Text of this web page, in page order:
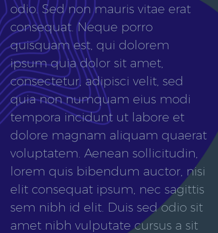
odio. Sed non mauris vitae erat
consequat. Neque porro
quisquam est, qui dolorem
ipsum quia dolor sit amet,
consectetur, adipisci velit, sed
quia non numquam eius modi
tempora incidunt ut labore et
dolore magnam aliquam quaerat
voluptatem. Aenean sollicitudin,
lorem quis bibendum auctor, nisi
elit consequat ipsum, nec sagittis
sem nibh id elit. Duis sed odio sit
amet nibh vulputate cursus a sit